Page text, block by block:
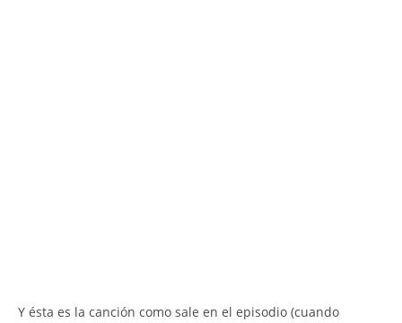
Y ésta es la canción como sale en el episodio (cuando